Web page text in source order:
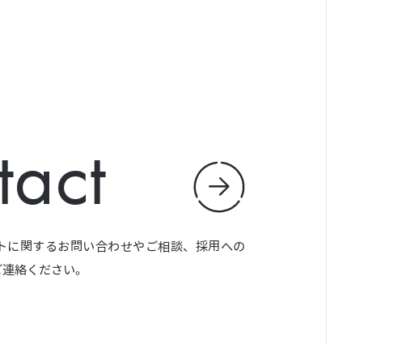
に関するお問い合わせやご相談、採用への
絡ください。